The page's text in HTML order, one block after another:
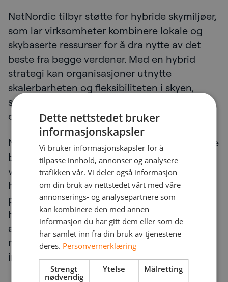
NetNordic tilbyr støtte for hybride skymiljøer,
som lar virksomheter kombinere lokale og
skybaserte ressurser for å dra nytte av det
beste fra begge verdener. Med en hybrid
strategi kan organisasjoner utnytte
skalerbarheten og fleksibiliteten i skyen,
samtidig som de opprettholder full kontroll
over sensitive data og systemer.
NetNordics skytjenester er utviklet for å være
både skalerbare og fleksible, slik at
virksomheter kan tilpasse løsningene etter
hvert som behovene endrer seg. Gjennom
personlig rådgivning og kontinuerlig support
hjelper NetNordic kundene med å navigere i
et stadig skiftende skylandskap og sikre
maksimal verdi fra investeringene i digital
infrastruktur.
Dette nettstedet bruker
informasjonskapsler
Vi bruker informasjonskapsler for å
tilpasse innhold, annonser og analysere
trafikken vår. Vi deler også informasjon
om din bruk av nettstedet vårt med våre
annonserings- og analysepartnere som
kan kombinere den med annen
informasjon du har gitt dem eller som de
har samlet inn fra din bruk av tjenestene
deres. Personvernerklæring
Strengt
nødvendig
Ytelse Målretting